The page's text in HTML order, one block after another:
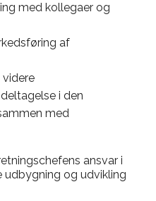
med kollegaer og
af
videre
i den
med
ansvar i
og udvikling